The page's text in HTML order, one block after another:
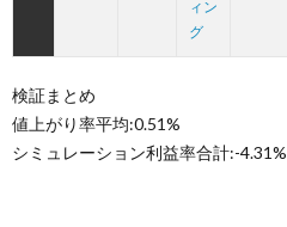
ィン
グ
検証まとめ
値上がり率平均:0.51%
シミュレーション利益率合計:-4.31%